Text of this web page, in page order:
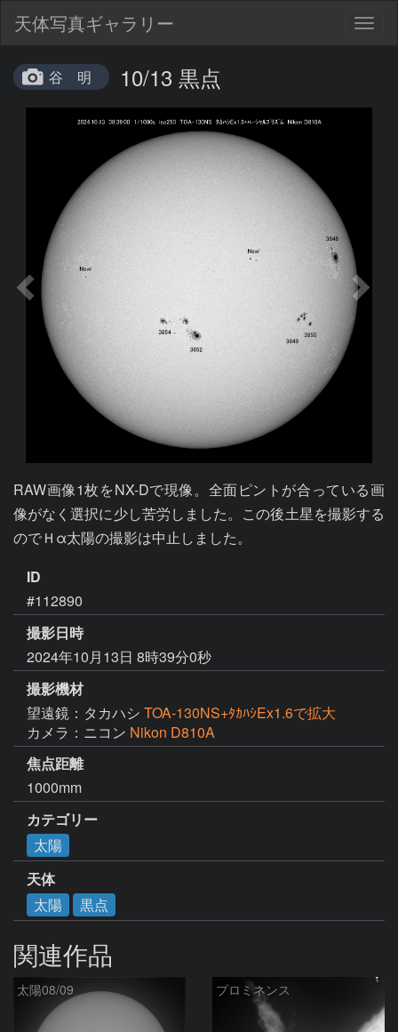
天体写真ギャラリー
谷 明 10/13 黒点
RAW画像1枚をNX-Dで現像。全面ピントが合っている画
像がなく選択に少し苦労しました。この後土星を撮影する
のでＨα太陽の撮影は中止しました。
ID
#112890
撮影日時
2024年10月13日 8時39分0秒
撮影機材
望遠鏡：タカハシ TOA-130NS+ﾀｶﾊｼEx1.6で拡大
カメラ：ニコン Nikon D810A
焦点距離
1000mm
カテゴリー
太陽
天体
太陽
黒点
関連作品
太陽08/09 プロミネンス